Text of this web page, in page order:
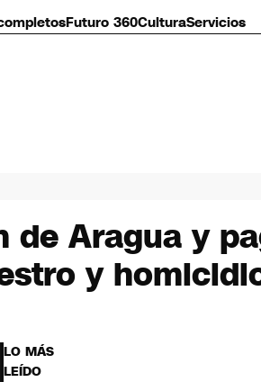
Futuro 360CulturaServicios
Aragua y
y
LO MÁS
LEÍDO